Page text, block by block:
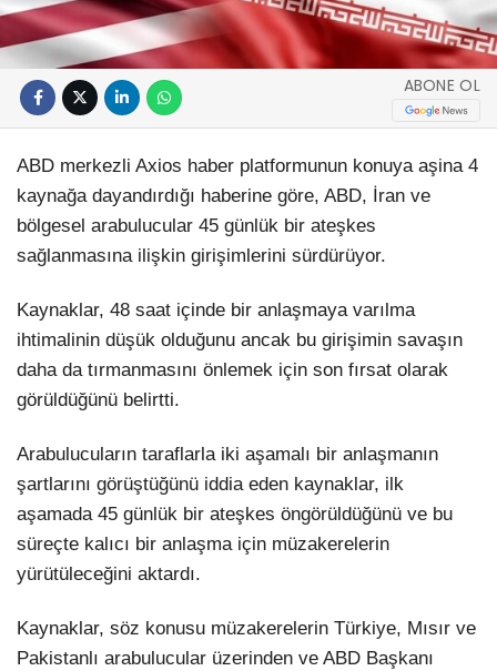
ABONE OL
ABD merkezli Axios haber platformunun konuya aşina 4
kaynağa dayandırdığı haberine göre, ABD, İran ve
bölgesel arabulucular 45 günlük bir ateşkes
sağlanmasına ilişkin girişimlerini sürdürüyor.
Kaynaklar, 48 saat içinde bir anlaşmaya varılma
ihtimalinin düşük olduğunu ancak bu girişimin savaşın
daha da tırmanmasını önlemek için son fırsat olarak
görüldüğünü belirtti.
Arabulucuların taraflarla iki aşamalı bir anlaşmanın
şartlarını görüştüğünü iddia eden kaynaklar, ilk
aşamada 45 günlük bir ateşkes öngörüldüğünü ve bu
süreçte kalıcı bir anlaşma için müzakerelerin
yürütüleceğini aktardı.
Kaynaklar, söz konusu müzakerelerin Türkiye, Mısır ve
Pakistanlı arabulucular üzerinden ve ABD Başkanı